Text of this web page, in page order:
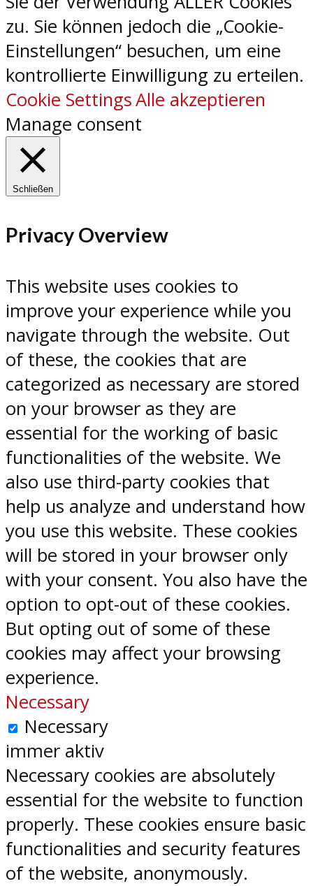
zu. Sie können jedoch die „Cookie-
Einstellungen“ besuchen, um eine
kontrollierte Einwilligung zu erteilen.
Cookie SettingsAlle akzeptieren
Manage consent
Schließen
Privacy Overview
This website uses cookies to
improve your experience while you
navigate through the website. Out
of these, the cookies that are
categorized as necessary are stored
on your browser as they are
essential for the working of basic
functionalities of the website. We
also use third-party cookies that
help us analyze and understand how
you use this website. These cookies
will be stored in your browser only
with your consent. You also have the
option to opt-out of these cookies.
But opting out of some of these
cookies may affect your browsing
experience.
Necessary
Necessary
immer aktiv
Necessary cookies are absolutely
essential for the website to function
properly. These cookies ensure basic
functionalities and security features
of the website, anonymously.